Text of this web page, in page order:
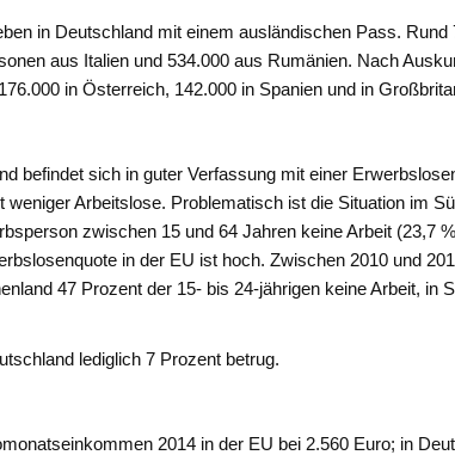
in Deutschland mit einem ausländischen Pass. Rund
aus Italien und 534.000 aus Rumänien. Nach
in Österreich, 142.000 in Spanien und in
befindet sich in guter Verfassung mit einer
weniger Arbeitslose. Problematisch ist die Situation im
zwischen 15 und 64 Jahren keine Arbeit (23,7
in der EU ist hoch. Zwischen 2010 und
47 Prozent der 15- bis 24-jährigen keine Arbeit, in
lediglich 7 Prozent betrug.
2014 in der EU bei 2.560 Euro; in